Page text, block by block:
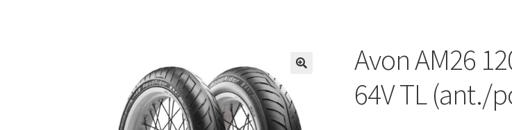
Avon AM26
64V TL (ant./